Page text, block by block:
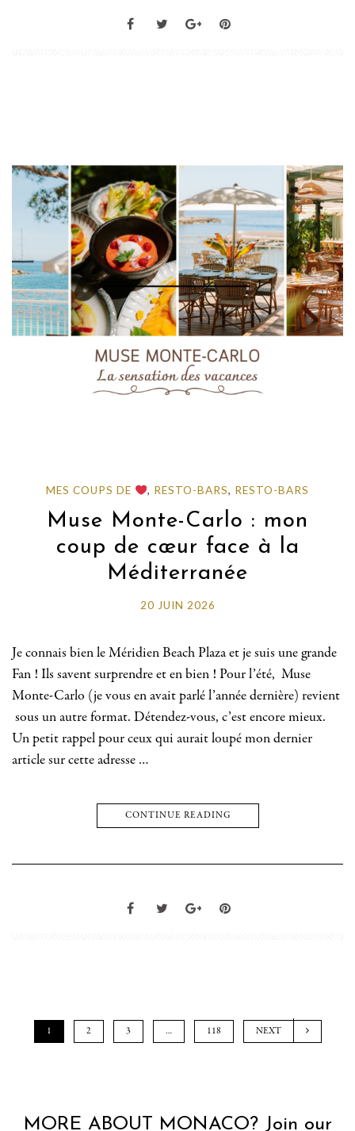
MES COUPS DE , RESTO-BARS, RESTO-BARS
Muse Monte-Carlo : mon
coup de cœur face à la
Méditerranée
20 JUIN 2026
Je connais bien le Méridien Beach Plaza et je suis une grande
Fan ! Ils savent surprendre et en bien ! Pour l’été, Muse
Monte-Carlo (je vous en avait parlé l’année dernière) revient
sous un autre format. Détendez-vous, c’est encore mieux.
Un petit rappel pour ceux qui aurait loupé mon dernier
article sur cette adresse …
CONTINUE READING
1 2 3 … 118 NEXT
MORE ABOUT MONACO? Join our